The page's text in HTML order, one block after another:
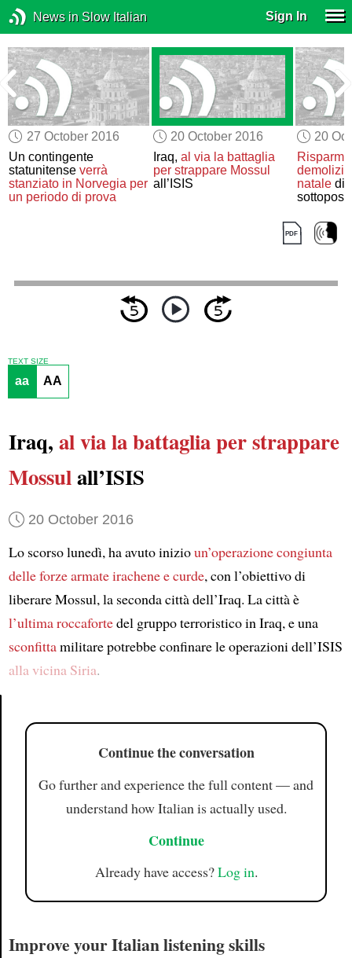
News in Slow Italian Sign In
27 October 2016
Un contingente
statunitenseverrà
stanziato in Norvegia per
un periodo di prova
20 October 2016
Iraq, al via la battaglia
per strappare Mossul
all’ISIS
20
nataledi
renderà
TEXT SIZE
aa AA
Iraq, al viala battaglia per strappare
Mossulall’ISIS
20 October 2016
Lo scorso lunedì, ha avuto inizioun’operazione congiunta
delle forze armate irachene e curde, con l’obiettivo di
liberare Mossul, la seconda città dell’Iraq. La città è
l’ultima roccafortedel gruppo terroristico in Iraq, e una
sconfittamilitare potrebbe confinare le operazioni dell’ISIS
alla vicina Siria.
Continue the conversation
Go further and experience the full content — and
understand how Italian is actually used.
Continue
Already have access?Log in.
Improve your Italian listening skills